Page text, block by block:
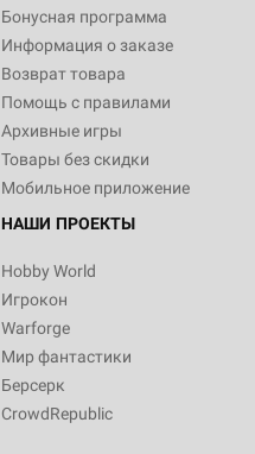
Бонусная программа
Информация о заказе
Возврат товара
Помощь с правилами
Архивные игры
Товары без скидки
Мобильное приложение
НАШИ ПРОЕКТЫ
Hobby World
Игрокон
Warforge
Мир фантастики
Берсерк
CrowdRepublic